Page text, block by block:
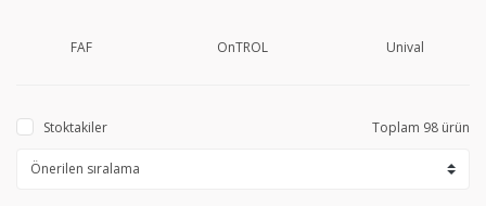
FAF OnTROL Unival
Stoktakiler Toplam 98 ürün